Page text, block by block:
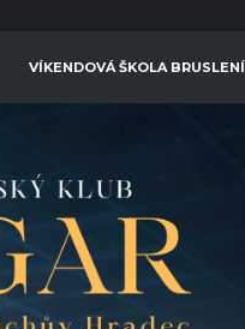
VÍKENDOVÁ ŠKOLA BRUSLENÍ